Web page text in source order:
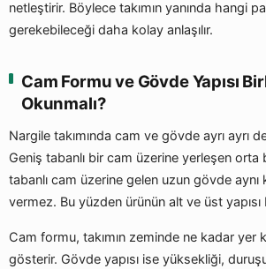
netleştirir. Böylece takımın yanında hangi
gerekebileceği daha kolay anlaşılır.
Cam Formu ve Gövde Yapısı
Okunmalı?
Nargile takımında cam ve gövde ayrı ayrı
Geniş tabanlı bir cam üzerine yerleşen
tabanlı cam üzerine gelen uzun gövde aynı
vermez. Bu yüzden ürünün alt ve üst yapısı
Cam formu, takımın zeminde ne kadar yer
gösterir. Gövde yapısı ise yüksekliği,